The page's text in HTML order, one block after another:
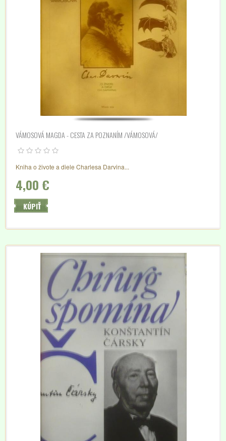
VÁMOSOVÁ MAGDA - CESTA ZA POZNANÍM /VÁMOSOVÁ/
Kniha o živote a diele Charlesa Darvina...
4,00 €
KÚPIŤ